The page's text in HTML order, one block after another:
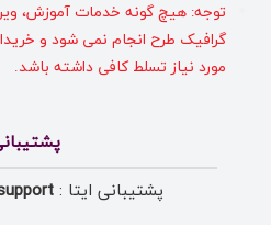
توجه: هیچ گونه خدمات آموزش،
گرافیک طرح انجام نمی شود و
مورد نیاز تسلط کافی داشته باشد.
پشتیبانی ایتا :